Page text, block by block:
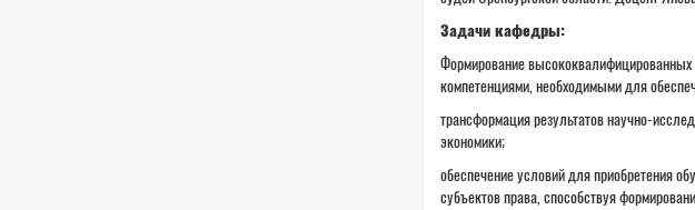
Задачи кафедры:
Формирование
компетенциями, необходимыми для
трансформация результатов научно-
экономики;
обеспечение условий для приобретения
субъектов права, способствуя